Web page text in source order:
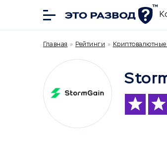
Главная » Рейтинги »